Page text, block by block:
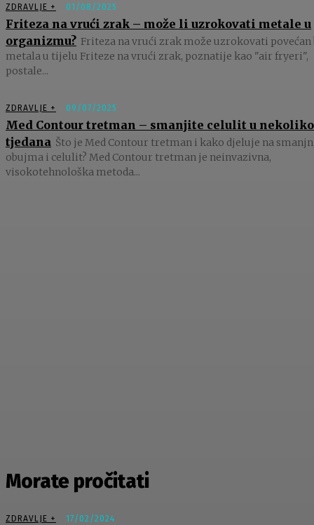
ZDRAVLJE + 01/08/2025
Friteza na vrući zrak – može li uzrokovati metale u
organizmu? Friteza na vrući zrak može uzrokovati
metala u tijelu Friteze na vrući zrak, poznatije kao "air fryeri",
postale...
ZDRAVLJE + 09/07/2025
Med Contour tretman – smanjite celulit u nekoliko
tjedana Što je Med Contour tretman i kako djeluje na
obujma i celulit? Med Contour tretman je neinvazivna,
visokotehnološka metoda...
Morate pročitati
ZDRAVLJE + 17/02/2024